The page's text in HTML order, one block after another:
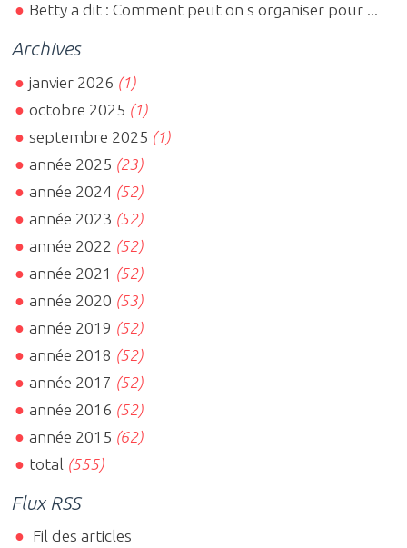
Betty a dit : Comment peut on s organiser pour ...
Archives
janvier 2026 (1)
octobre 2025 (1)
septembre 2025 (1)
année 2025 (23)
année 2024 (52)
année 2023 (52)
année 2022 (52)
année 2021 (52)
année 2020 (53)
année 2019 (52)
année 2018 (52)
année 2017 (52)
année 2016 (52)
année 2015 (62)
total (555)
Flux RSS
Fil des articles